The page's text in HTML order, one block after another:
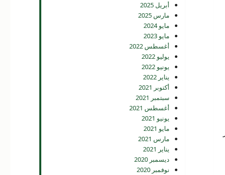
أبريل 2025
مارس 2025
مايو 2024
مايو 2023
أغسطس 2022
يوليو 2022
يونيو 2022
يناير 2022
أكتوبر 2021
سبتمبر 2021
أغسطس 2021
يونيو 2021
مايو 2021
مارس 2021
يناير 2021
ديسمبر 2020
نوفمبر 2020